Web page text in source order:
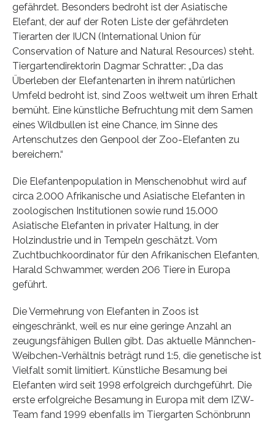
gefährdet. Besonders bedroht ist der Asiatische
Elefant, der auf der Roten Liste der gefährdeten
Tierarten der IUCN (International Union für
Conservation of Nature and Natural Resources) steht.
Tiergartendirektorin Dagmar Schratter: „Da das
Überleben der Elefantenarten in ihrem natürlichen
Umfeld bedroht ist, sind Zoos weltweit um ihren Erhalt
bemüht. Eine künstliche Befruchtung mit dem Samen
eines Wildbullen ist eine Chance, im Sinne des
Artenschutzes den Genpool der Zoo-Elefanten zu
bereichern.“
Die Elefantenpopulation in Menschenobhut wird auf
circa 2.000 Afrikanische und Asiatische Elefanten in
zoologischen Institutionen sowie rund 15.000
Asiatische Elefanten in privater Haltung, in der
Holzindustrie und in Tempeln geschätzt. Vom
Zuchtbuchkoordinator für den Afrikanischen Elefanten,
Harald Schwammer, werden 206 Tiere in Europa
geführt.
Die Vermehrung von Elefanten in Zoos ist
eingeschränkt, weil es nur eine geringe Anzahl an
zeugungsfähigen Bullen gibt. Das aktuelle Männchen-
Weibchen-Verhältnis beträgt rund 1:5, die genetische ist
Vielfalt somit limitiert. Künstliche Besamung bei
Elefanten wird seit 1998 erfolgreich durchgeführt. Die
erste erfolgreiche Besamung in Europa mit dem IZW-
Team fand 1999 ebenfalls im Tiergarten Schönbrunn